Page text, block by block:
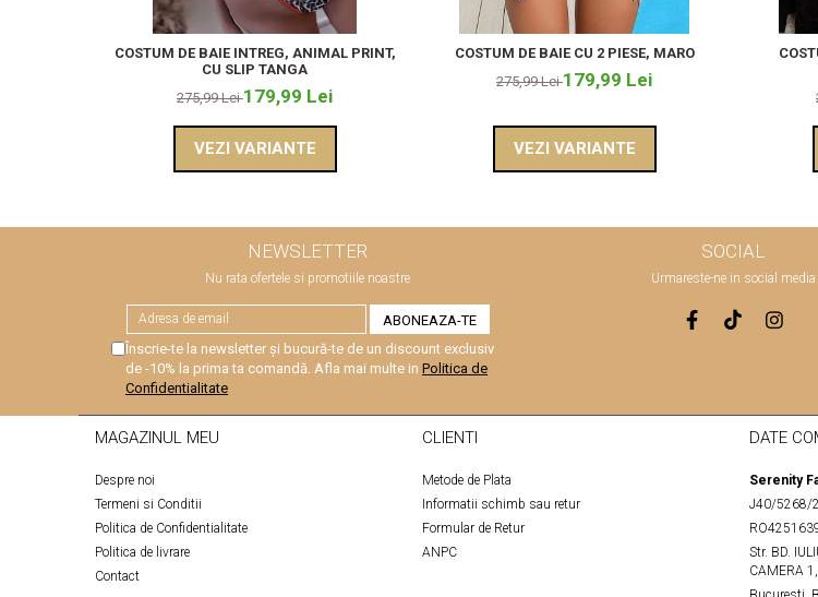
COSTUM DE BAIE INTREG, ANIMAL PRINT,
CU SLIP TANGA
275,99 Lei179,99 Lei
VEZI VARIANTE
COSTUM DE BAIE CU 2 PIESE, MARO
275,99 Lei179,99 Lei
VEZI VARIANTE
NEWSLETTER
Nu rata ofertele si promotiile noastre
Înscrie-te la newsletter și bucură-te de un discount exclusiv
de -10% la prima ta comandă. Afla mai multe in Politica de
Confidentialitate
SOCIAL
Urmareste-ne in social media
MAGAZINUL MEU
Despre noi
Termeni si Conditii
Politica de Confidentialitate
Politica de livrare
Contact
CLIENTI
Metode de Plata
Informatii schimb sau retur
Formular de Retur
ANPC
DATE
Serenity
J40/5268/
Str. BD.
CAMERA